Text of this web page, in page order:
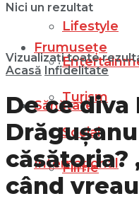
Lifestyle
Turism
Social
Filme
Frumusețe
Sănătate
Internațional
Nici un rezultat
Vizualizați toate
Acasă Infidelitate
De ce diva
căsătoria?
când